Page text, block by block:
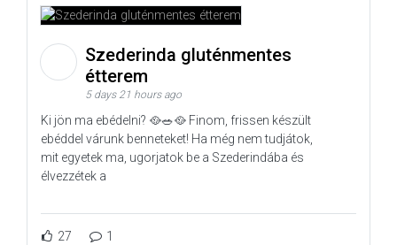
Szederinda gluténmentes
étterem
5 days 21 hours ago
Ki jön ma ebédelni? 🥘🥗🥘 Finom, frissen készült
ebéddel várunk benneteket! Ha még nem tudjátok,
mit egyetek ma, ugorjatok be a Szederindába és
élvezzétek a
27 1